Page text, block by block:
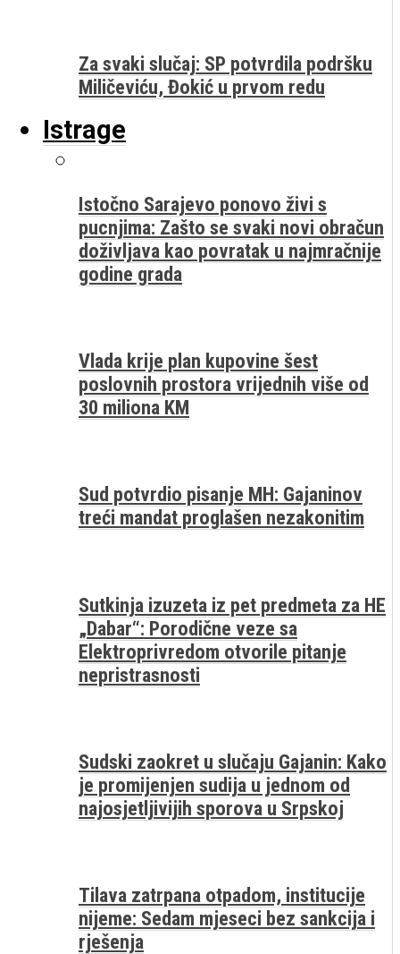
Za svaki slučaj: SP potvrdila podršku
Miličeviću, Đokić u prvom redu
Istrage
Istočno Sarajevo ponovo živi s
pucnjima: Zašto se svaki novi obračun
doživljava kao povratak u najmračnije
godine grada
Vlada krije plan kupovine šest
poslovnih prostora vrijednih više od
30 miliona KM
Sud potvrdio pisanje MH: Gajaninov
treći mandat proglašen nezakonitim
Sutkinja izuzeta iz pet predmeta za HE
„Dabar“: Porodične veze sa
Elektroprivredom otvorile pitanje
nepristrasnosti
Sudski zaokret u slučaju Gajanin: Kako
je promijenjen sudija u jednom od
najosjetljivijih sporova u Srpskoj
Tilava zatrpana otpadom, institucije
nijeme: Sedam mjeseci bez sankcija i
rješenja